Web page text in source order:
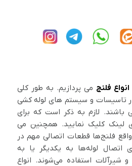
فلنج می پردازیم. به طور کلی
تاسیسات و سیستم های لوله کشی
باشند. لازم به ذکر است که برای
لینک کلیک نمایید. همچنین می
فلنج‌ها قطعات اتصالی مهم در
اتصال لوله‌ها به یکدیگر یا به
شیرآلات استفاده می‌شوند. انواع